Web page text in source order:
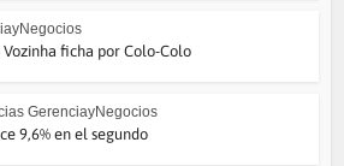
ficha por Colo-Colo
GerenciayNegocios
9,6% en el segundo